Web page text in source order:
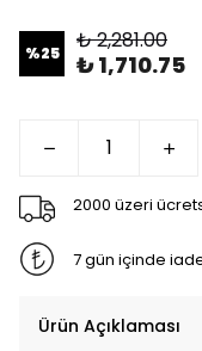
%25 ₺ 2,281.00
₺ 1,710.75
2000 üzeri
7 gün içinde
Ürün Açıklaması